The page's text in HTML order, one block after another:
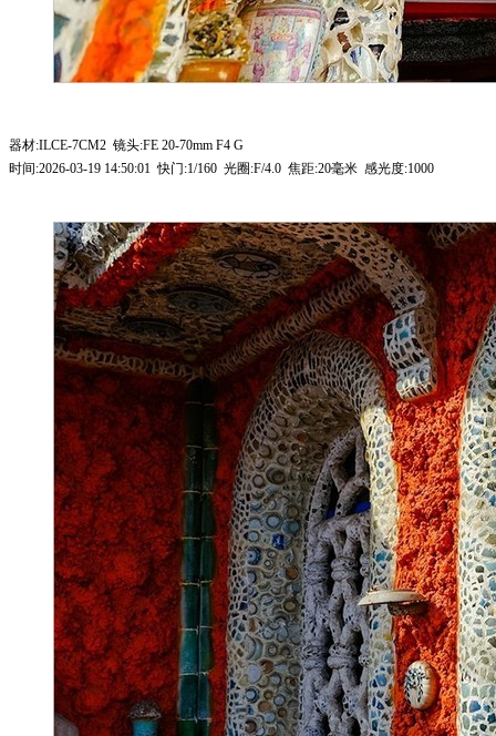
器材:ILCE-7CM2 镜头:FE 20-70mm F4 G
时间:2026-03-19 14:50:01 快门:1/160 光圈:F/4.0 焦距:20毫米 感光度:1000